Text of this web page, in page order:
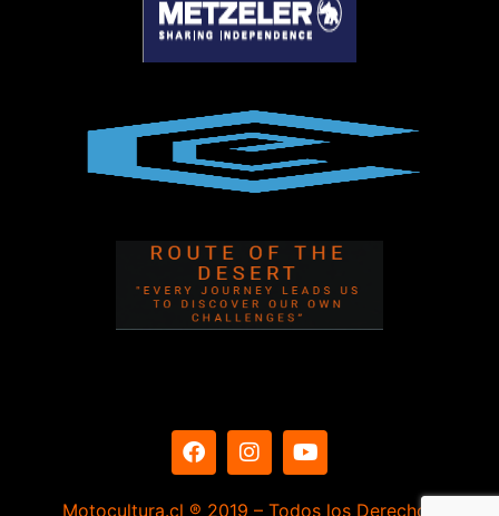
Motocultura.cl ® 2019 – Todos los Derechos